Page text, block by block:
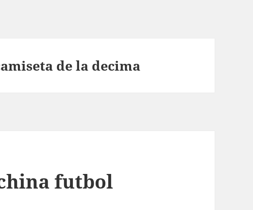
de la decima
futbol